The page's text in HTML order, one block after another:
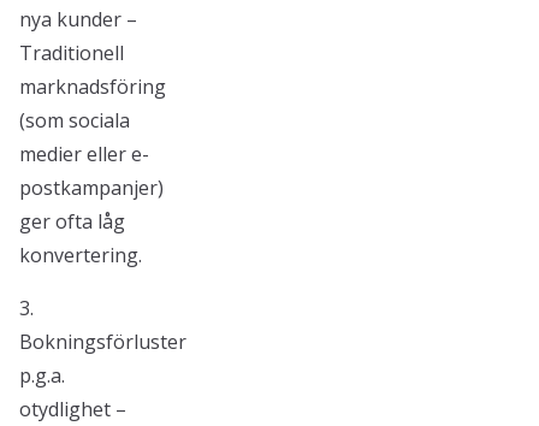
nya kunder –
Traditionell
marknadsföring
(som sociala
medier eller e-
postkampanjer)
ger ofta låg
konvertering.
3.
Bokningsförluster
p.g.a.
otydlighet –